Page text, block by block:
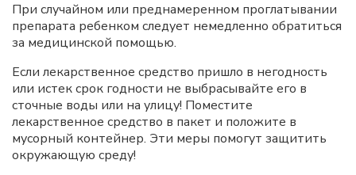
При случайном или преднамеренном проглатывании
препарата ребенком следует немедленно обратиться
за медицинской помощью.
Если лекарственное средство пришло в негодность
или истек срок годности не выбрасывайте его в
сточные воды или на улицу! Поместите
лекарственное средство в пакет и положите в
мусорный контейнер. Эти меры помогут защитить
окружающую среду!